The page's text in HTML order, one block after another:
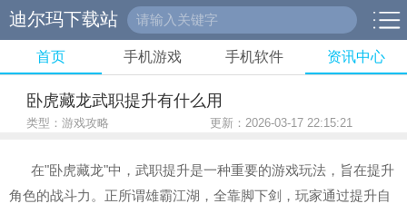
迪尔玛下载站
首页 手机游戏 手机软件 资讯中心
卧虎藏龙武职提升有什么用
类型：游戏攻略 更新：2026-03-17 22:15:21
在"卧虎藏龙"中，武职提升是一种重要的游戏玩法，旨在提升
角色的战斗力。正所谓雄霸江湖，全靠脚下剑，玩家通过提升自